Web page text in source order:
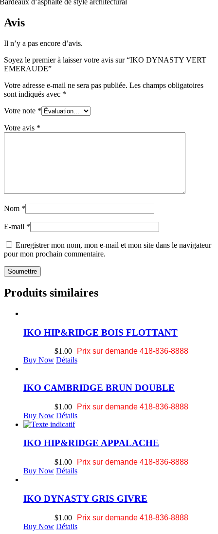
Bardeaux d’asphalte de style architectural
Avis
Il n’y a pas encore d’avis.
Soyez le premier à laisser votre avis sur “IKO DYNASTY VERT
EMERAUDE”
Votre adresse e-mail ne sera pas publiée. Les champs obligatoires
sont indiqués avec *
Votre note *
Votre avis *
Nom *
E-mail *
Enregistrer mon nom, mon e-mail et mon site dans le navigateur
pour mon prochain commentaire.
Produits similaires
IKO HIP&RIDGE BOIS FLOTTANT
$1.00
Prix sur demande 418-836-8888
Buy Now Détails
IKO CAMBRIDGE BRUN DOUBLE
$1.00
Prix sur demande 418-836-8888
Buy Now Détails
IKO HIP&RIDGE APPALACHE
$1.00
Prix sur demande 418-836-8888
Buy Now Détails
IKO DYNASTY GRIS GIVRE
$1.00
Prix sur demande 418-836-8888
Buy Now Détails